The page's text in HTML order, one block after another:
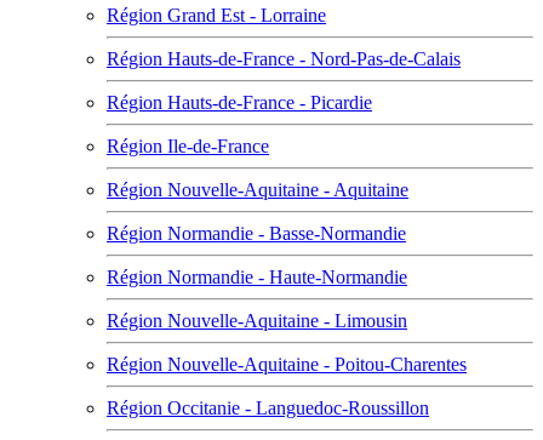
Région Grand Est - Lorraine
Région Hauts-de-France - Nord-Pas-de-Calais
Région Hauts-de-France - Picardie
Région Ile-de-France
Région Nouvelle-Aquitaine - Aquitaine
Région Normandie - Basse-Normandie
Région Normandie - Haute-Normandie
Région Nouvelle-Aquitaine - Limousin
Région Nouvelle-Aquitaine - Poitou-Charentes
Région Occitanie - Languedoc-Roussillon